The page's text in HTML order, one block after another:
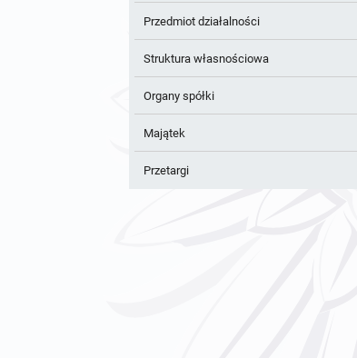
Przedmiot działalności
Struktura własnościowa
Organy spółki
Majątek
Przetargi